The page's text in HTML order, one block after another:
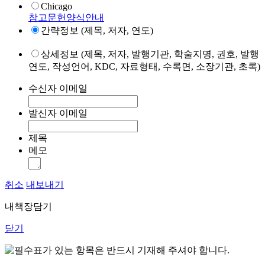
Chicago
참고문헌양식안내
간략정보 (제목, 저자, 연도)
상세정보 (제목, 저자, 발행기관, 학술지명, 권호, 발행
연도, 작성언어, KDC, 자료형태, 수록면, 소장기관, 초록)
수신자 이메일
발신자 이메일
제목
메모
취소 내보내기
내책장담기
닫기
표가 있는 항목은 반드시 기재해 주셔야 합니다.